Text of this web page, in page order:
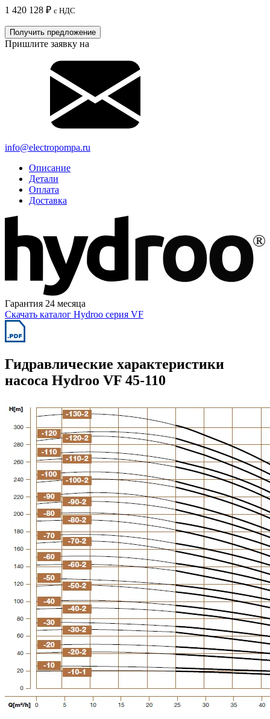
1 420 128 ₽ с НДС
Получить предложение
Пришлите заявку на
info@electropompa.ru
Описание
Детали
Оплата
Доставка
Гарантия 24 месяца
Скачать каталог Hydroo серия VF
Гидравлические характеристики
насоса Hydroo VF 45-110